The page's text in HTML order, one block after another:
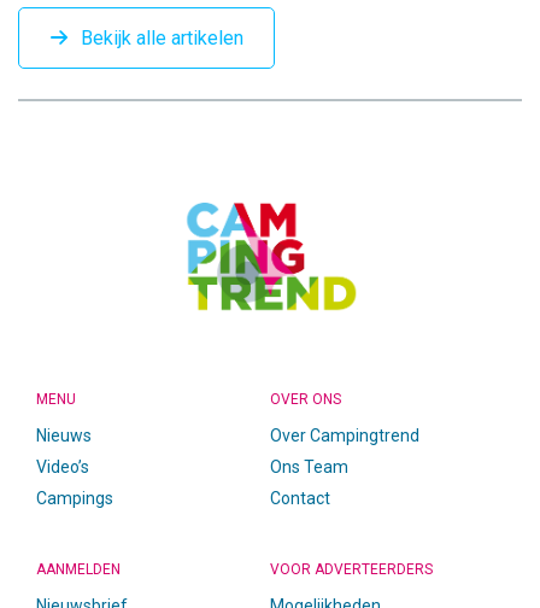
Bekijk alle artikelen
MENU
Nieuws
Video’s
Campings
OVER ONS
Over Campingtrend
Ons Team
Contact
AANMELDEN VOOR ADVERTEERDERS